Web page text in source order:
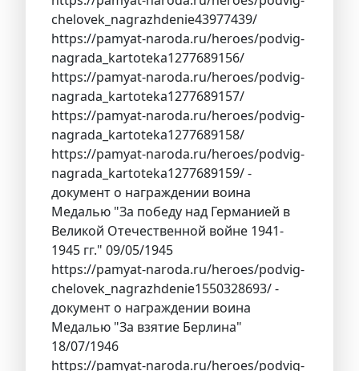
chelovek_nagrazhdenie43977439/
https://pamyat-naroda.ru/heroes/podvig-
nagrada_kartoteka1277689156/
https://pamyat-naroda.ru/heroes/podvig-
nagrada_kartoteka1277689157/
https://pamyat-naroda.ru/heroes/podvig-
nagrada_kartoteka1277689158/
https://pamyat-naroda.ru/heroes/podvig-
nagrada_kartoteka1277689159/ -
документ о награждении воина
Медалью "За победу над Германией в
Великой Отечественной войне 1941-
1945 гг." 09/05/1945
https://pamyat-naroda.ru/heroes/podvig-
chelovek_nagrazhdenie1550328693/ -
документ о награждении воина
Медалью "За взятие Берлина"
18/07/1946
https://pamyat-naroda.ru/heroes/podvig-